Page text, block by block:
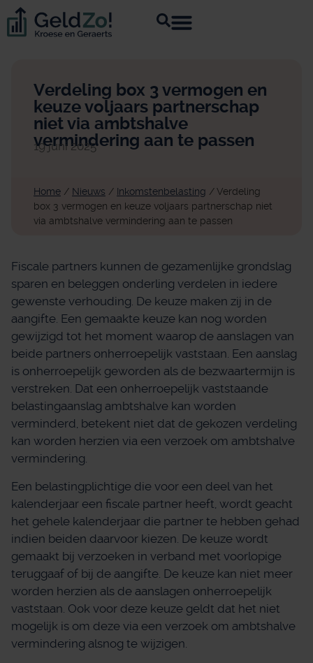
Verdeling box 3 vermogen en
keuze voljaars partnerschap
niet via ambtshalve
vermindering aan te passen
19 juni 2025
Home / Nieuws / Inkomstenbelasting /Verdeling
box 3 vermogen en keuze voljaars partnerschap niet
via ambtshalve vermindering aan te passen
Fiscale partners kunnen de gezamenlijke grondslag
sparen en beleggen onderling verdelen in iedere
gewenste verhouding. De keuze maken zij in de
aangifte. Een gemaakte keuze kan nog worden
gewijzigd tot het moment waarop de aanslagen van
beide partners onherroepelijk vaststaan. Een aanslag
is onherroepelijk geworden als de bezwaartermijn is
verstreken. Dat een onherroepelijk vaststaande
belastingaanslag ambtshalve kan worden
verminderd, betekent niet dat de gekozen verdeling
kan worden herzien via een verzoek om ambtshalve
vermindering.
Een belastingplichtige die voor een deel van het
kalenderjaar een fiscale partner heeft, wordt geacht
het gehele kalenderjaar die partner te hebben gehad
indien beiden daarvoor kiezen. De keuze wordt
gemaakt bij verzoeken in verband met voorlopige
teruggaaf of bij de aangifte. De keuze kan niet meer
worden herzien als de aanslagen onherroepelijk
vaststaan. Ook voor deze keuze geldt dat het niet
mogelijk is om deze via een verzoek om ambtshalve
vermindering alsnog te wijzigen.